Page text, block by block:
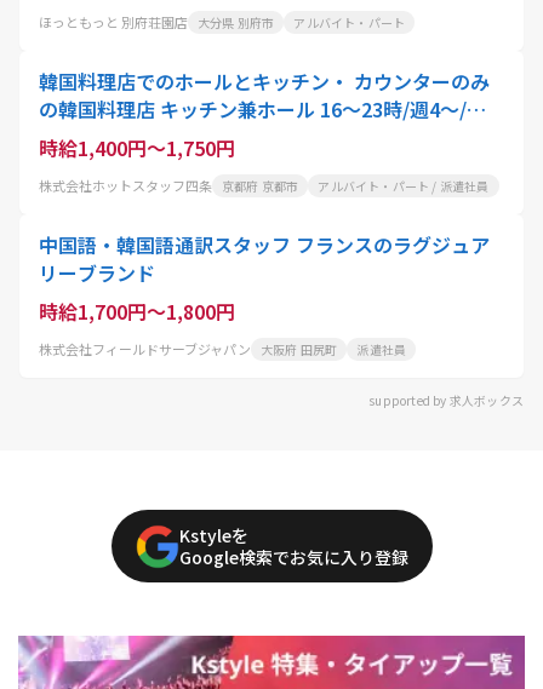
ほっともっと 別府荘園店 大分県 別府市 アルバイト・パート
韓国料理店でのホールとキッチン・ カウンターのみ
の韓国料理店 キッチン兼ホール 16～23時/週4～/時
給1400円
時給1,400円～1,750円
株式会社ホットスタッフ四条 京都府 京都市 アルバイト・パート / 派遣社員
中国語・韓国語通訳スタッフ フランスのラグジュア
リーブランド
時給1,700円～1,800円
株式会社フィールドサーブジャパン 大阪府 田尻町 派遣社員
supported by 求人ボックス
Kstyleを
Google検索でお気に入り登録